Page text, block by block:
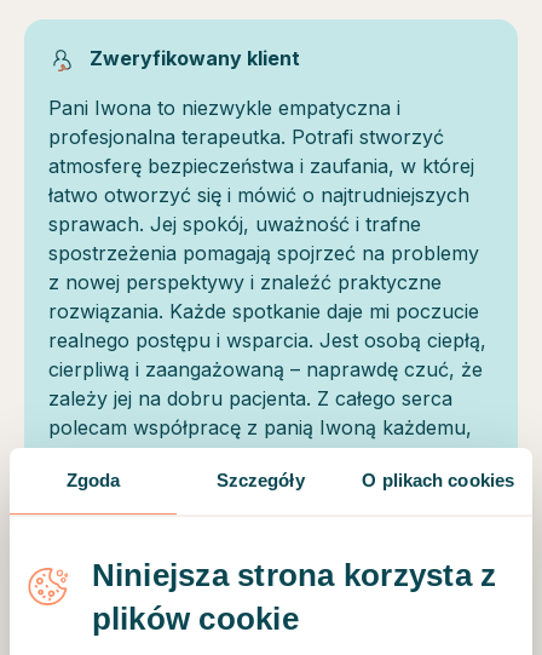
Zgoda Szczegóły O plikach cookies
Niniejsza strona korzysta z
plików cookie
Zweryfikowany klient
Pani Iwona to niezwykle empatyczna i
profesjonalna terapeutka. Potrafi stworzyć
atmosferę bezpieczeństwa i zaufania, w której
łatwo otworzyć się i mówić o najtrudniejszych
sprawach. Jej spokój, uważność i trafne
spostrzeżenia pomagają spojrzeć na problemy
z nowej perspektywy i znaleźć praktyczne
rozwiązania. Każde spotkanie daje mi poczucie
realnego postępu i wsparcia. Jest osobą ciepłą,
cierpliwą i zaangażowaną – naprawdę czuć, że
zależy jej na dobru pacjenta. Z całego serca
polecam współpracę z panią Iwoną każdemu,
kto szuka skutecznej i pełnej zrozumienia
pomocy.
Motto